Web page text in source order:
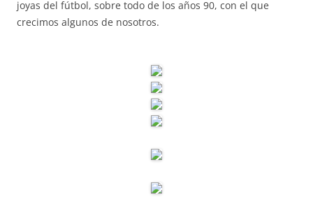
joyas del fútbol, sobre todo de los años 90, con el que
crecimos algunos de nosotros.